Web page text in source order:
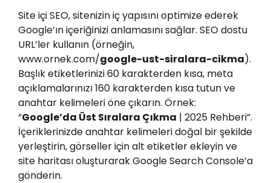
Site içi SEO, sitenizin iç yapısını optimize ederek
Google’ın içeriğinizi anlamasını sağlar. SEO dostu
URL’ler kullanın (örneğin,
www.ornek.com/google-ust-siralara-cikma).
Başlık etiketlerinizi 60 karakterden kısa, meta
açıklamalarınızı 160 karakterden kısa tutun ve
anahtar kelimeleri öne çıkarın. Örnek:
“Google’da Üst Sıralara Çıkma | 2025 Rehberi”.
İçeriklerinizde anahtar kelimeleri doğal bir şekilde
yerleştirin, görseller için alt etiketler ekleyin ve
site haritası oluşturarak Google Search Console’a
gönderin.